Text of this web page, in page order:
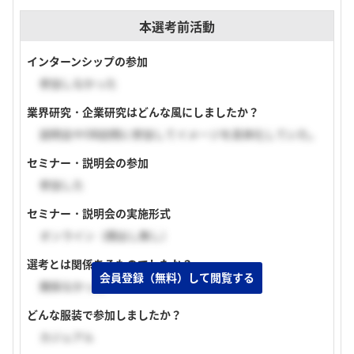
本選考前活動
インターンシップの参加
参加しなかった
業界研究・企業研究はどんな風にしましたか？
説明会やOB訪問に参加してイメージを具体化していた。
セミナー・説明会の参加
参加した
セミナー・説明会の実施形式
オンライン（顔出し無し）
選考とは関係あるものでしたか？
関係なかった
どんな服装で参加しましたか？
カジュアル
会員登録（無料）して閲覧する